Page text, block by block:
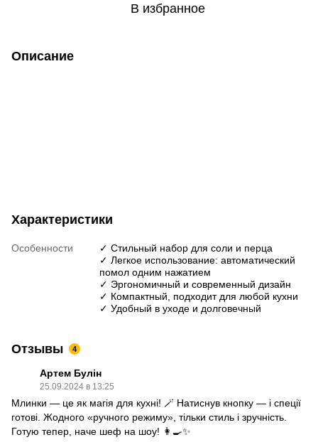
В избранное
Описание
Характеристики
Особенности
✓ Стильный набор для соли и перца
✓ Легкое использование: автоматический
помол одним нажатием
✓ Эргономичный и современный дизайн
✓ Компактный, подходит для любой кухни
✓ Удобный в уходе и долговечный
Отзывы 4
Артем Булін
25.09.2024 в 13:25
Млинки — це як магія для кухні! 🪄 Натиснув кнопку — і спеції
готові. Жодного «ручного режиму», тільки стиль і зручність.
Готую тепер, наче шеф на шоу! 👩‍🍳✨